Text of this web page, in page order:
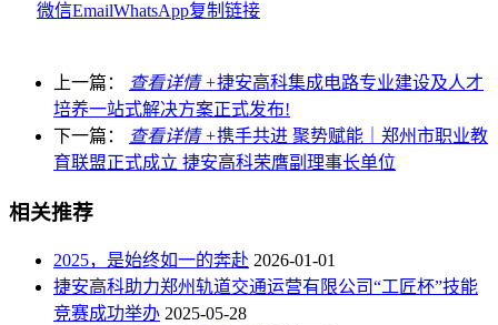
微信EmailWhatsApp复制链接
上一篇： 查看详情 +捷安高科集成电路专业建设及人才
培养一站式解决方案正式发布!
下一篇：
查看详情 +携手共进 聚势赋能｜郑州市职业教
育联盟正式成立 捷安高科荣膺副理事长单位
相关推荐
2025，是始终如一的奔赴 2026-01-01
捷安高科助力郑州轨道交通运营有限公司“工匠杯”技能
竞赛成功举办 2025-05-28